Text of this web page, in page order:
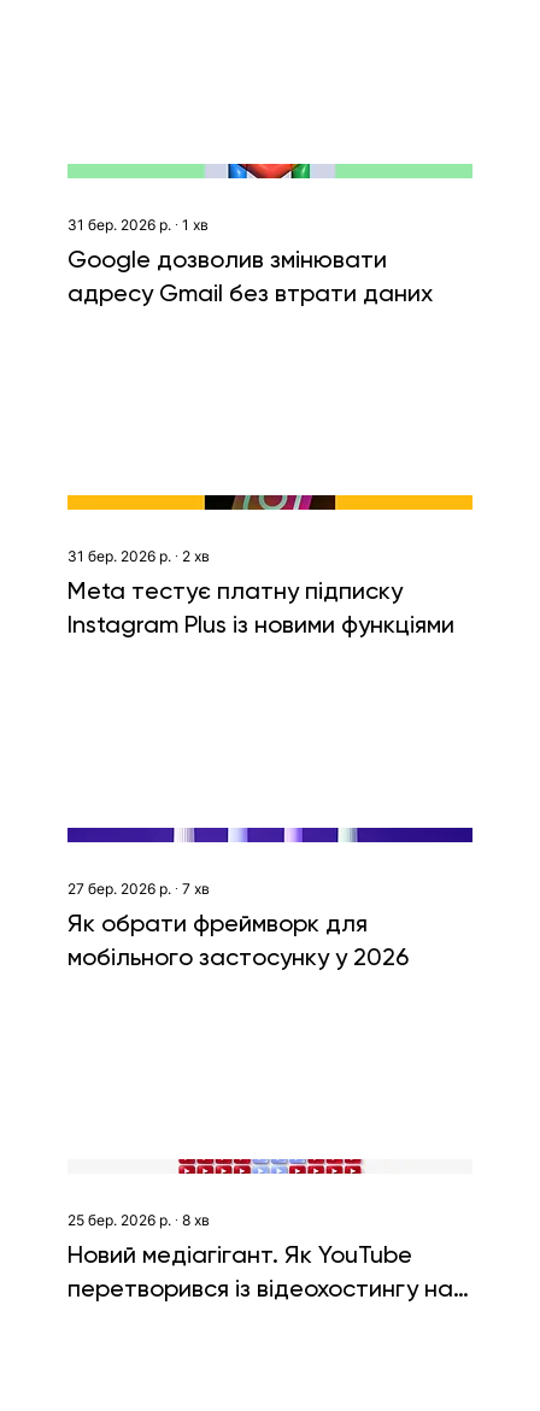
31 бер. 2026 р. ∙ 1 хв
Google дозволив змінювати
адресу Gmail без втрати даних
31 бер. 2026 р.∙ 2 хв
Meta тестує платну підписку
Instagram Plus із новими функціями
27 бер. 2026 р. ∙ 7 хв
Як обрати фреймворк для
мобільного застосунку у 2026
25 бер. 2026 р. ∙ 8 хв
Новий медіагігант. Як YouTube
перетворився із відеохостингу на